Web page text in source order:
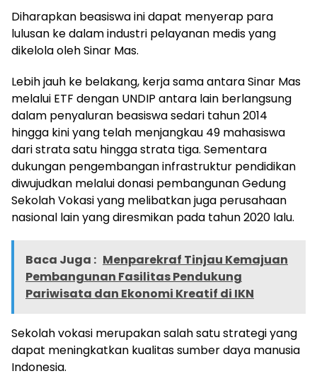
Diharapkan beasiswa ini dapat menyerap para
lulusan ke dalam industri pelayanan medis yang
dikelola oleh Sinar Mas.
Lebih jauh ke belakang, kerja sama antara Sinar Mas
melalui ETF dengan UNDIP antara lain berlangsung
dalam penyaluran beasiswa sedari tahun 2014
hingga kini yang telah menjangkau 49 mahasiswa
dari strata satu hingga strata tiga. Sementara
dukungan pengembangan infrastruktur pendidikan
diwujudkan melalui donasi pembangunan Gedung
Sekolah Vokasi yang melibatkan juga perusahaan
nasional lain yang diresmikan pada tahun 2020 lalu.
Baca Juga : Menparekraf Tinjau Kemajuan
Pembangunan Fasilitas Pendukung
Pariwisata dan Ekonomi Kreatif di IKN
Sekolah vokasi merupakan salah satu strategi yang
dapat meningkatkan kualitas sumber daya manusia
Indonesia.